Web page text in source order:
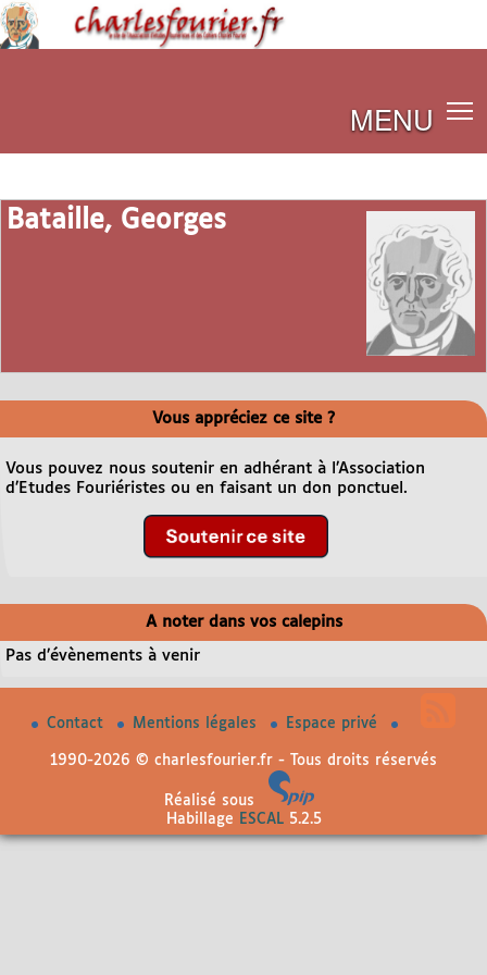
MENU
Bataille, Georges
Vous appréciez ce site ?
Vous pouvez nous soutenir en adhérant à l’Association
d’Etudes Fouriéristes ou en faisant un don ponctuel.
A noter dans vos calepins
Pas d’évènements à venir
Contact Mentions légales Espace privé
1990-2026 © charlesfourier.fr - Tous droits réservés
Réalisé sous
Habillage
ESCAL5.2.5